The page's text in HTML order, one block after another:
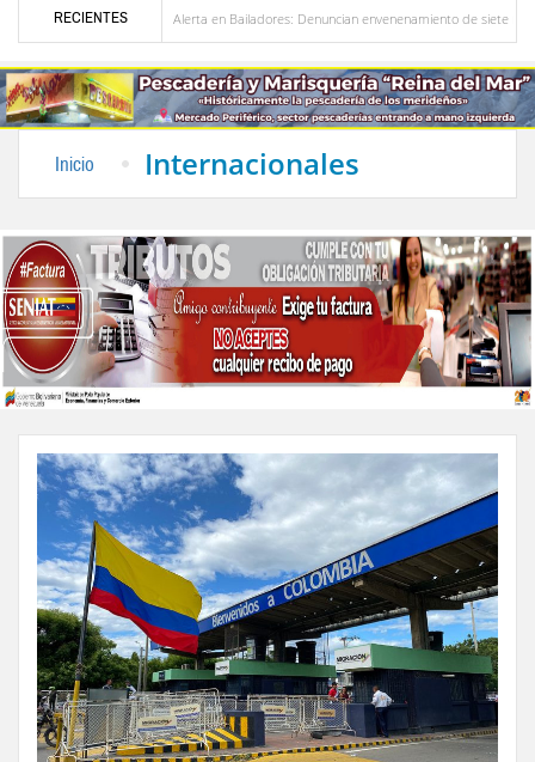
RECIENTES
Alerta en Bailadores: Denuncian envenenamiento de siete mascotas en El
Inicio Internacionales